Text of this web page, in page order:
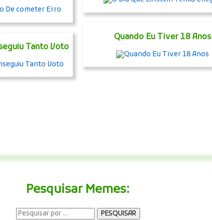
Tanto Voto
Quando Eu Tiver 18 Anos
Pesquisar Memes: